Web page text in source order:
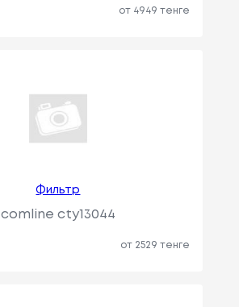
от 4949 тенге
Фильтр
comline cty13044
от 2529 тенге